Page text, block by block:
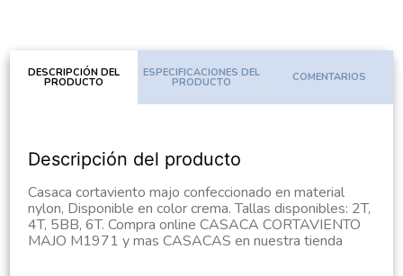
DESCRIPCIÓN DEL
PRODUCTO
ESPECIFICACIONES DEL
PRODUCTO COMENTARIOS
Descripción del producto
Casaca cortaviento majo confeccionado en material
nylon, Disponible en color crema. Tallas disponibles: 2T,
4T, 5BB, 6T. Compra online CASACA CORTAVIENTO
MAJO M1971 y mas CASACAS en nuestra tienda